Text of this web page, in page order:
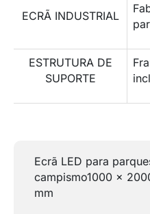
ECRÃ INDUSTRIAL
ESTRUTURA DE
SUPORTE
Ecrã LED para
campismo1000 x
mm